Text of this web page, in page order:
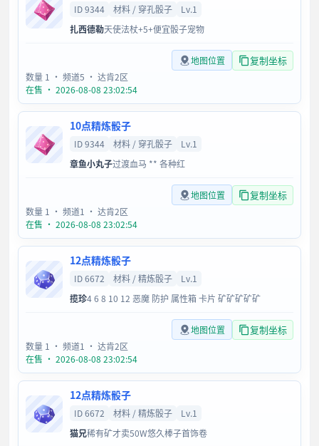
ID 9344 材料 / 穿孔骰子
Lv.1
扎西德勒天使法杖+5+便宜骰子宠物
地图位置 复制坐标
数量 1 · 频道5 · 达肯2区
在售 · 2026-08-08 23:02:54
10点精炼骰子
ID 9344 材料 / 穿孔骰子
Lv.1
章鱼小丸子过渡血马 ** 各种红
地图位置 复制坐标
数量 1 · 频道1 · 达肯2区
在售 · 2026-08-08 23:02:54
12点精炼骰子
ID 6672 材料 / 精炼骰子
Lv.1
揽珍4 6 8 10 12 恶魔 防护 属性箱 卡片 矿矿矿矿矿
地图位置 复制坐标
数量 1 · 频道1 · 达肯2区
在售 · 2026-08-08 23:02:54
12点精炼骰子
ID 6672 材料 / 精炼骰子
Lv.1
猫兄稀有矿才卖50W悠久棒子首饰卷